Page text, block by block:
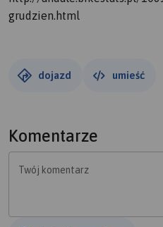
grudzien.html
dojazd umieść
Komentarze
Twój komentarz